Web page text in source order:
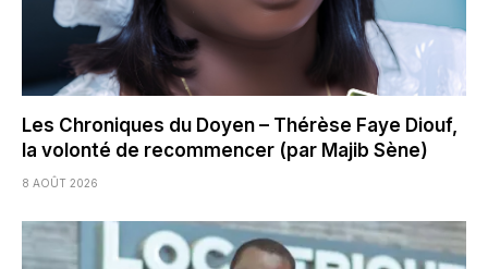
Les Chroniques du Doyen – Thérèse Faye Diouf,
la volonté de recommencer (par Majib Sène)
8 AOÛT 2026